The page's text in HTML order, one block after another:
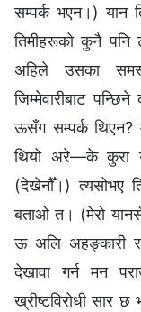
सम्पर्क भएन।) यान
तिमीहरूको कुनै
अहिले उसका
जिम्मेवारीबाट
ऊसँग सम्पर्क
थियो अरे—के कुरा
(देखेनौँ।) त्यसोभए
बताओ त। (मेरो
ऊ अलि अहङ्कारी
देखावा गर्न मन
ख्रीष्टविरोधी सार